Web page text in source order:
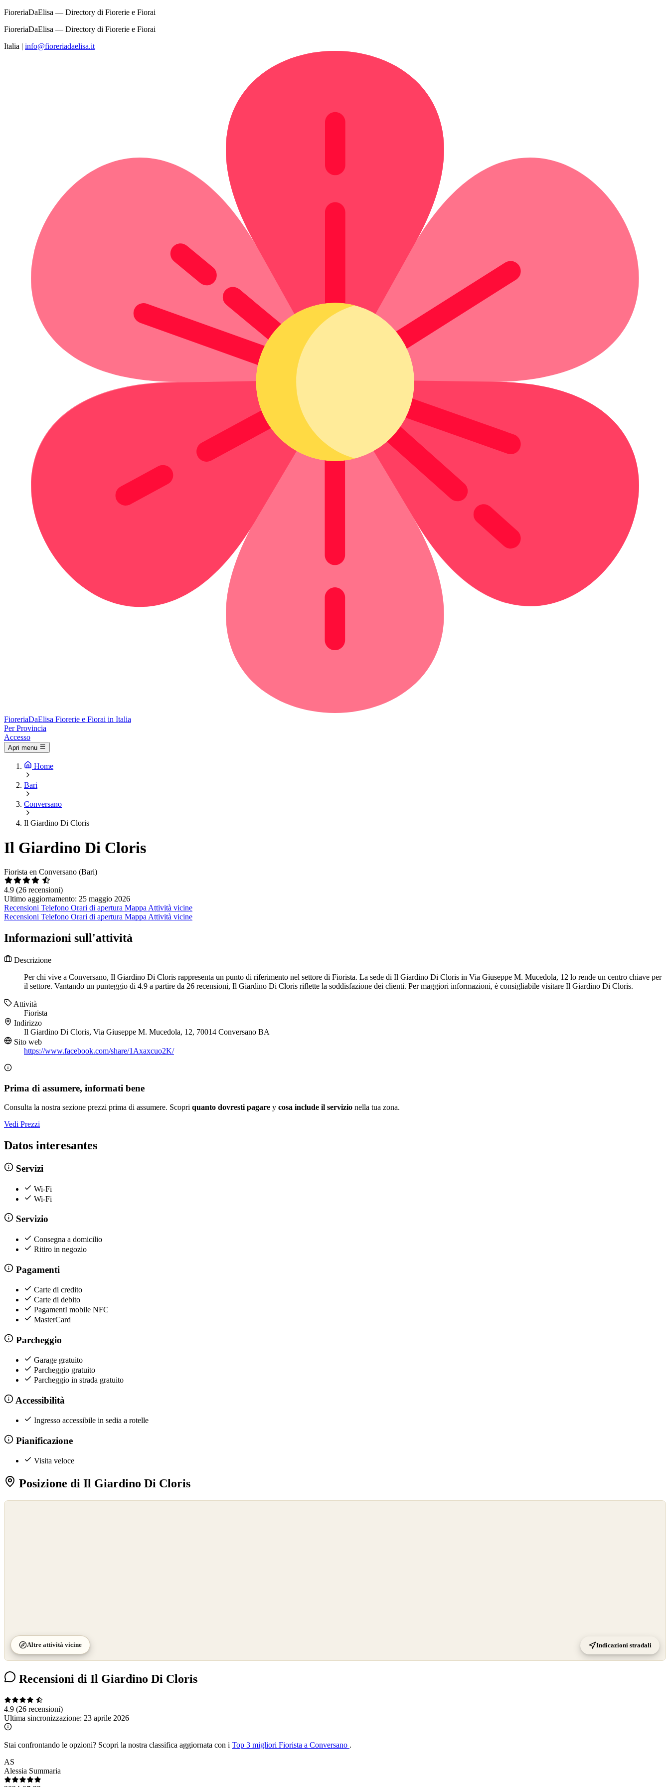
FioreriaDaElisa — Directory di Fiorerie e Fiorai
FioreriaDaElisa — Directory di Fiorerie e Fiorai
Italia | info@fioreriadaelisa.it
FioreriaDaElisa Fiorerie e Fiorai in Italia
Per Provincia
Accesso
Apri menu
Home
Bari
Conversano
Il Giardino Di Cloris
Il Giardino Di Cloris
Fiorista en Conversano (Bari)
4.9 (26 recensioni)
Ultimo aggiornamento: 25 maggio 2026
Recensioni Telefono Orari di apertura Mappa Attività vicine
Recensioni Telefono Orari di apertura Mappa Attività vicine
Informazioni sull'attività
Descrizione
Per chi vive a Conversano, Il Giardino Di Cloris rappresenta un punto di riferimento nel settore di Fiorista. La sede di Il Giardino Di Cloris in Via Giuseppe M. Mucedola, 12 lo rende un centro chiave per
il settore. Vantando un punteggio di 4.9 a partire da 26 recensioni, Il Giardino Di Cloris riflette la soddisfazione dei clienti. Per maggiori informazioni, è consigliabile visitare Il Giardino Di Cloris.
Attività
Fiorista
Indirizzo
Il Giardino Di Cloris, Via Giuseppe M. Mucedola, 12, 70014 Conversano BA
Sito web
https://www.facebook.com/share/1Axaxcuo2K/
Prima di assumere, informati bene
Consulta la nostra sezione prezzi prima di assumere. Scopri quanto dovresti pagare y cosa include il servizio nella tua zona.
Vedi Prezzi
Datos interesantes
Servizi
Wi-Fi
Wi-Fi
Servizio
Consegna a domicilio
Ritiro in negozio
Pagamenti
Carte di credito
Carte di debito
PagamentI mobile NFC
MasterCard
Parcheggio
Garage gratuito
Parcheggio gratuito
Parcheggio in strada gratuito
Accessibilità
Ingresso accessibile in sedia a rotelle
Pianificazione
Visita veloce
Posizione di Il Giardino Di Cloris
Altre attività vicine Indicazioni stradali
Recensioni di Il Giardino Di Cloris
4.9 (26 recensioni)
Ultima sincronizzazione: 23 aprile 2026
Stai confrontando le opzioni? Scopri la nostra classifica aggiornata con i Top 3 migliori Fiorista a Conversano .
AS
Alessia Summaria